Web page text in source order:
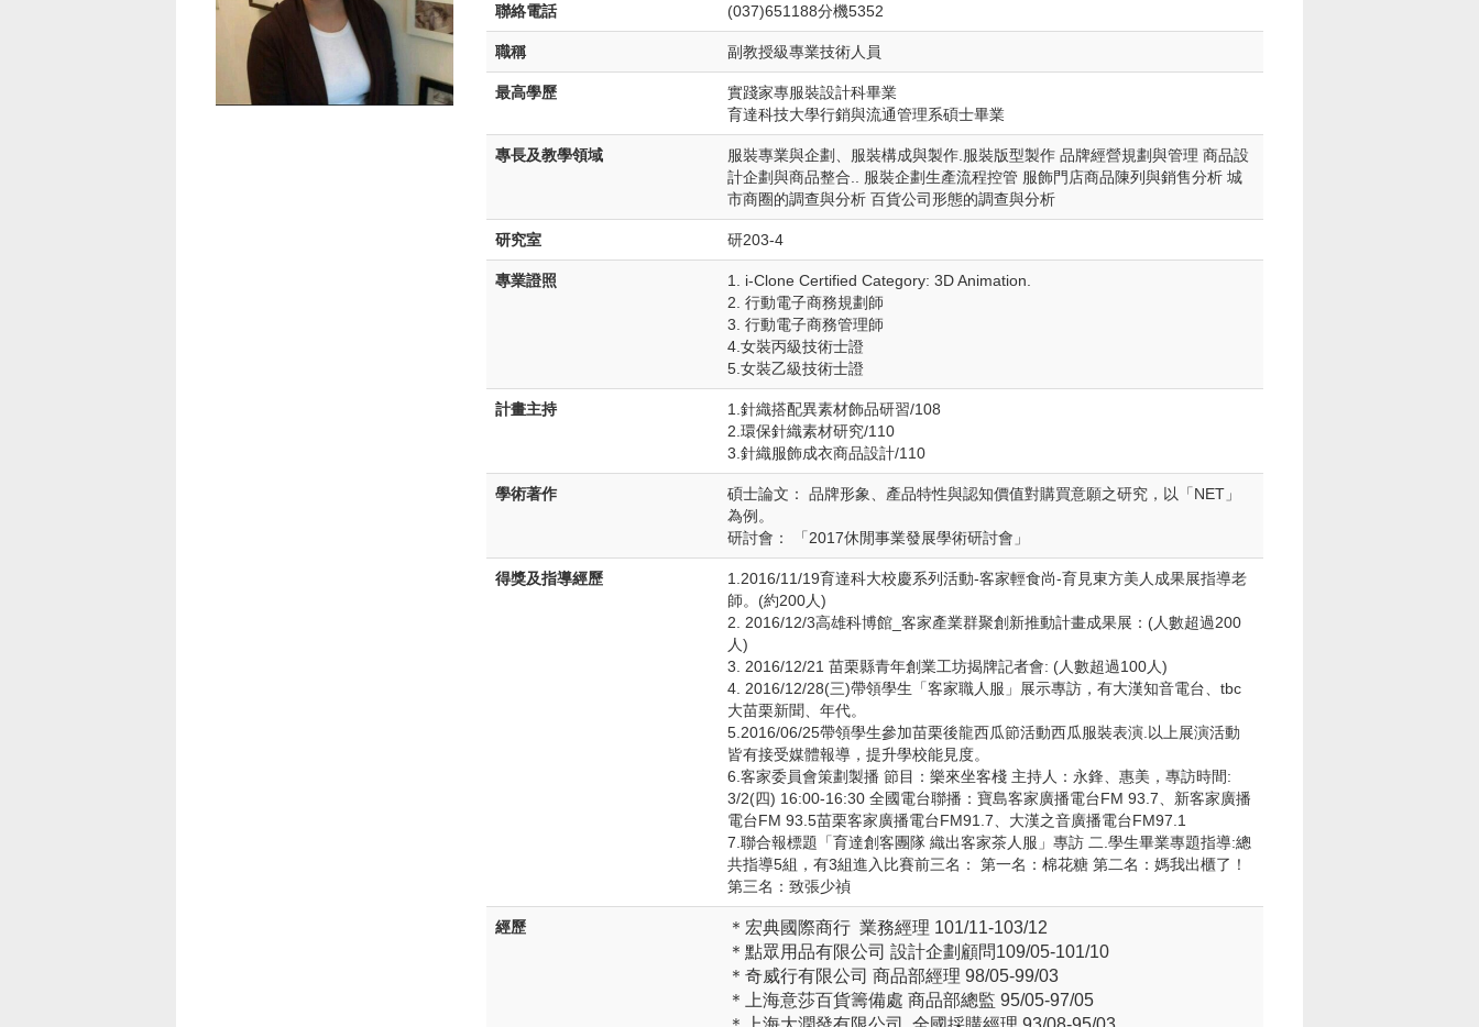
聯絡電話 (037)651188分機5352
職稱 副教授級專業技術人員
最高學歷
實踐家專服裝設計科畢業
育達科技大學行銷與流通管理系碩士畢業
專長及教學領域
服裝專業與企劃、服裝構成與製作.服裝版型製作 品牌經營規劃與管理 商品設
計企劃與商品整合.. 服裝企劃生產流程控管 服飾門店商品陳列與銷售分析 城
市商圈的調查與分析 百貨公司形態的調查與分析
研究室 研203-4
專業證照
1. i-Clone Certified Category: 3D Animation.
2. 行動電子商務規劃師
3. 行動電子商務管理師
4.女裝丙級技術士證
5.女裝乙級技術士證
計畫主持
1.針織搭配異素材飾品研習/108
2.環保針織素材研究/110
3.針織服飾成衣商品設計/110
學術著作
碩士論文： 品牌形象、產品特性與認知價值對購買意願之研究，以「NET」
為例。
研討會： 「2017休閒事業發展學術研討會」
得獎及指導經歷
1.2016/11/19育達科大校慶系列活動-客家輕食尚-育見東方美人成果展指導老
師。(約200人)
2. 2016/12/3高雄科博館_客家產業群聚創新推動計畫成果展：(人數超過200
人)
3. 2016/12/21 苗栗縣青年創業工坊揭牌記者會: (人數超過100人)
4. 2016/12/28(三)帶領學生「客家職人服」展示專訪，有大漢知音電台、tbc
大苗栗新聞、年代。
5.2016/06/25帶領學生參加苗栗後龍西瓜節活動西瓜服裝表演.以上展演活動
皆有接受媒體報導，提升學校能見度。
6.客家委員會策劃製播 節目：樂來坐客棧 主持人：永鋒、惠美，專訪時間:
3/2(四) 16:00-16:30 全國電台聯播：寶島客家廣播電台FM 93.7、新客家廣播
電台FM 93.5苗栗客家廣播電台FM91.7、大漢之音廣播電台FM97.1
7.聯合報標題「育達創客團隊 織出客家茶人服」專訪 二.學生畢業專題指導:總
共指導5組，有3組進入比賽前三名： 第一名：棉花糖 第二名：媽我出櫃了！
第三名：致張少禎
經歷
＊宏典國際商行 業務經理 101/11-103/12
＊點眾用品有限公司 設計企劃顧問109/05-101/10
＊奇威行有限公司 商品部經理 98/05-99/03
＊上海意莎百貨籌備處 商品部總監 95/05-97/05